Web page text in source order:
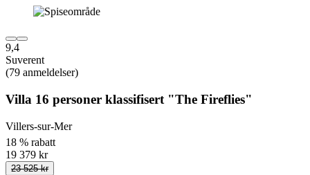
9,4
Suverent
(79 anmeldelser)
Villa 16 personer klassifisert "The Fireflies"
Villers-sur-Mer
18 % rabatt
19 379 kr
23 525 kr